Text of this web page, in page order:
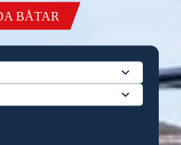
BÅTAR